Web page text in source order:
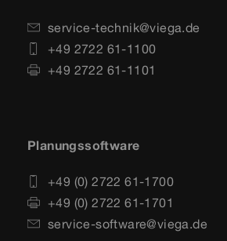
service-technik@viega.de
+49 2722 61-1100
+49 2722 61-1101
Planungssoftware
+49 (0) 2722 61-1700
+49 (0) 2722 61-1701
service-software@viega.de